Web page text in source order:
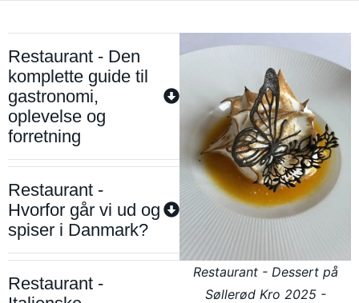
Restaurant - Den
komplette guide til
gastronomi,
oplevelse og
forretning
Restaurant -
Hvorfor går vi ud og
spiser i Danmark?
Restaurant -
Restaurant - Dessert på
Søllerød Kro 2025 -